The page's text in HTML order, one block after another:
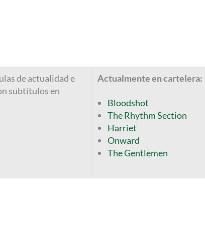
de actualidad e
subtítulos en
Actualmente en cartelera:
Bloodshot
The Rhythm Section
Harriet
Onward
The Gentlemen